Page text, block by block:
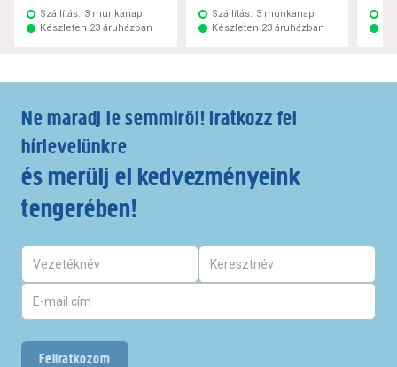
Szállítás: 3 munkanap
Készleten 23 áruházban
Szállítás: 3 munkanap
Készleten 23 áruházban
Ne maradj le semmiről! Iratkozz fel
hírlevelünkre
és merülj el kedvezményeink
tengerében!
Feliratkozom